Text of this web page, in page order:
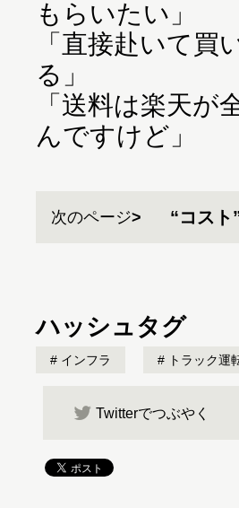
もらいたい」
「直接赴いて
る」
「送料は楽天
んですけど」
次のページ “コスト
ハッシュタグ
インフラ トラック運
Twitterでつぶやく